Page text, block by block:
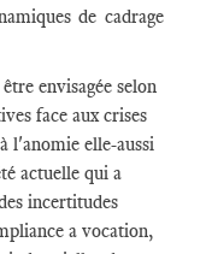
de cadrage
envisagée selon
face aux crises
l'anomie elle-aussi
actuelle qui a
incertitudes
a vocation,